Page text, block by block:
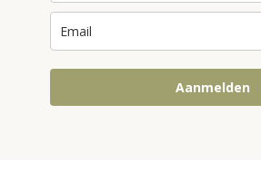
Aanmelden